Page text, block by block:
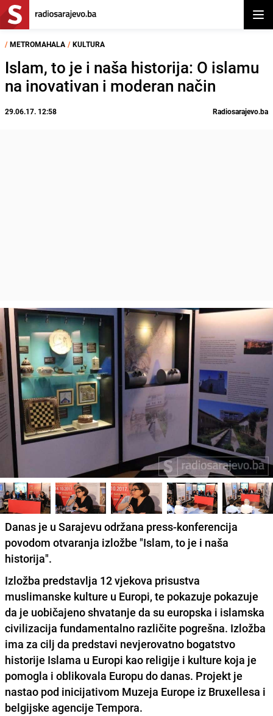
/ METROMAHALA / KULTURA
Islam, to je i naša historija: O islamu
na inovativan i moderan način
29.06.17. 12:58 Radiosarajevo.ba
Danas je u Sarajevu održana press-konferencija
povodom otvaranja izložbe "Islam, to je i naša
historija".
Izložba predstavlja 12 vjekova prisustva
muslimanske kulture u Europi, te pokazuje pokazuje
da je uobičajeno shvatanje da su europska i islamska
civilizacija fundamentalno različite pogrešna. Izložba
ima za cilj da predstavi nevjerovatno bogatstvo
historije Islama u Europi kao religije i kulture koja je
pomogla i oblikovala Europu do danas. Projekt je
nastao pod inicijativom Muzeja Europe iz Bruxellesa i
belgijske agencije Tempora.